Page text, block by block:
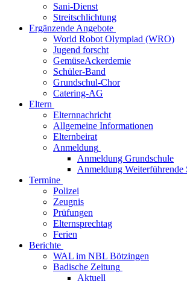
Sani-Dienst
Streitschlichtung
Ergänzende Angebote
World Robot Olympiad (WRO)
Jugend forscht
GemüseAckerdemie
Schüler-Band
Grundschul-Chor
Catering-AG
Eltern
Elternnachricht
Allgemeine Informationen
Elternbeirat
Anmeldung
Anmeldung Grundschule
Anmeldung Weiterführende
Termine
Polizei
Zeugnis
Prüfungen
Elternsprechtag
Ferien
Berichte
WAL im NBL Bötzingen
Badische Zeitung
Aktuell